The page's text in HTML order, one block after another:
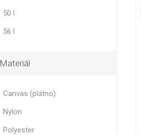
50 l
56 l
Materiál
Canvas (plátno)
Nylon
Polyester